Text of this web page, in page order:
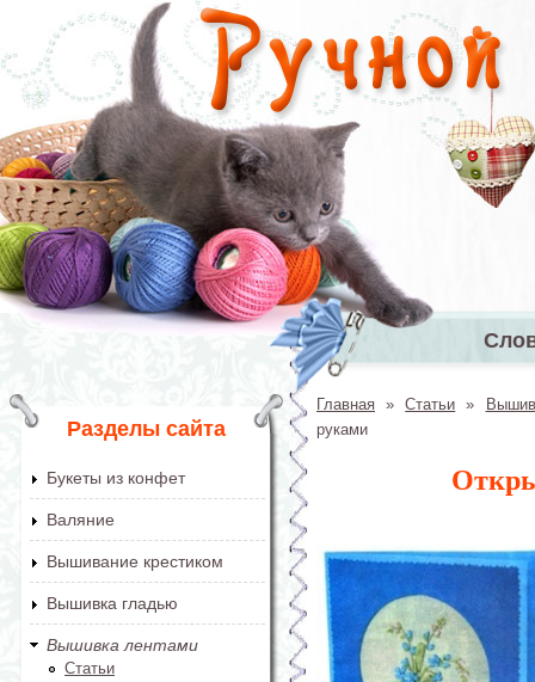
Перейти к основному содержанию
Главное
Разделы сайта
Букеты из конфет
Валяние
Вышивание крестиком
Вышивка гладью
Вышивка лентами
Статьи
Вы здесь
Главная » Статьи »
руками